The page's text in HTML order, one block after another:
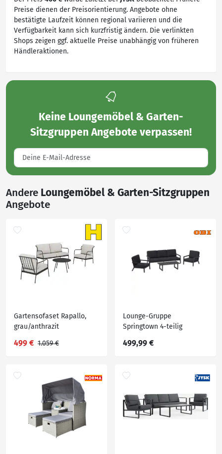
Preise dienen der Preisorientierung. Angebote ohne
bestätigte Laufzeit können regional variieren und die
Verfügbarkeit kann sich kurzfristig ändern. Die verlinkten
Shops zeigen ggf. aktuelle Preise unabhängig von früheren
Händleraktionen.
Keine Loungemöbel & Garten-
Sitzgruppen Angebote verpassen!
Andere Loungemöbel & Garten-Sitzgruppen
Angebote
Gartensofaset Rapallo,
grau/anthrazit
499 € 1.059 €
Lounge-Gruppe
Springtown 4-teilig
Dunkelgrau
499,99 €